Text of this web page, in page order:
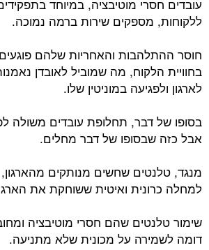
עובדים חסרי מוטיבציה, במיוחד
ללקוחות, מספקים שירות ברמה נמוכה.
חוסר ההתלהבות והאחריות שלהם פוגעים
בחוויית הלקוח, מה שמוביל לאובדן
לארגון ולפגיעה במוניטין שלו.
בסופו של דבר, תחלופת עובדים משולה
אבל כזה שבסופו של דבר מחלים.
מנגד, טלנטים שחשים מנותקים
למחלה כרונית ואיטית ששוחקת את
שימור טלנטים שהם חסרי מוטיבציה
דומה לשמירה על מכונית שלא מתניעה.